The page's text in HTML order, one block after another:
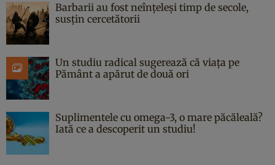
Barbarii au fost neînțeleși timp de secole,
susțin cercetătorii
Un studiu radical sugerează că viața pe
Pământ a apărut de două ori
Suplimentele cu omega-3, o mare păcăleală?
Iată ce a descoperit un studiu!